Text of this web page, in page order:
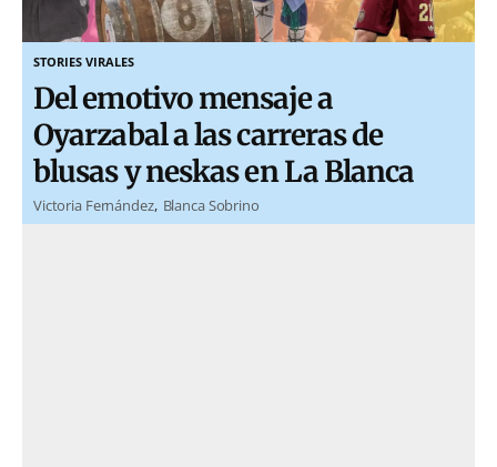
STORIES VIRALES
Del emotivo mensaje a
Oyarzabal a las carreras de
blusas y neskas en La Blanca
Victoria Fernández Blanca Sobrino